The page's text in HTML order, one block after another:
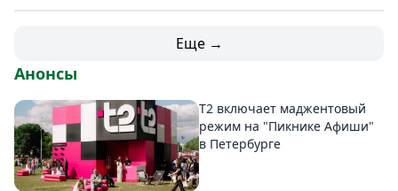
Еще →
Анонсы
Т2 включает маджентовый
режим на "Пикнике Афиши"
в Петербурге